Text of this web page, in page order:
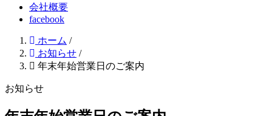
会社概要
facebook
ホーム /
お知らせ /
年末年始営業日のご案内
お知らせ